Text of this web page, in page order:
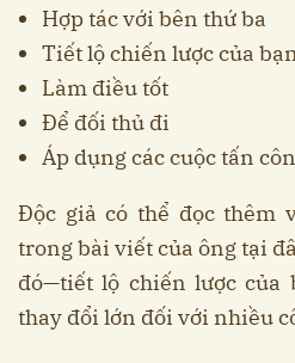
Hợp tác với bên thứ ba
Tiết lộ chiến lược của
Làm điều tốt
Để đối thủ đi
Áp dụng các cuộc tấn
Độc giả có thể đọc thêm
trong bài viết của ông tại
đó—tiết lộ chiến lược của
thay đổi lớn đối với nhiều